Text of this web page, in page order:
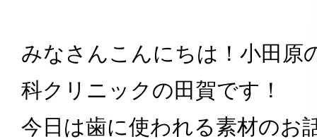
みなさんこんにちは！小田原
科クリニックの田賀です！
今日は歯に使われる素材のお